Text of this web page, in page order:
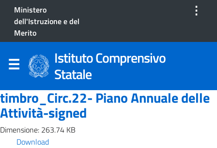
Ministero
dell'Istruzione e del
Merito
⋮
Istituto Comprensivo
Statale
timbro_Circ.22- Piano Annuale delle
Attività-signed
Dimensione: 263.74 KB
Download